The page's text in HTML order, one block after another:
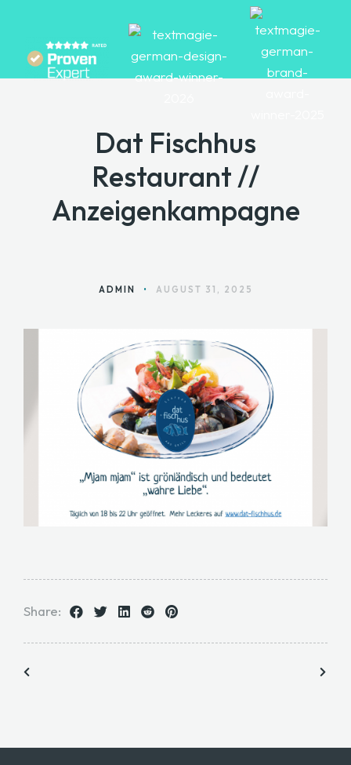
HOME
ANGEBOTE
ÜBER MARA
Dat Fischhus
Restaurant //
Anzeigenkampagne
ADMIN • AUGUST 31, 2025
Share: